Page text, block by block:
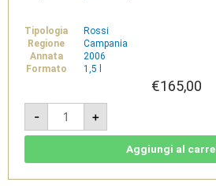
Tipologia
Rossi
Regione
Campania
Annata
2006
Formato
1,5 l
€165,00
-
Montevetrano
2006
-
IGT
1,5L
+
Aggiungi al